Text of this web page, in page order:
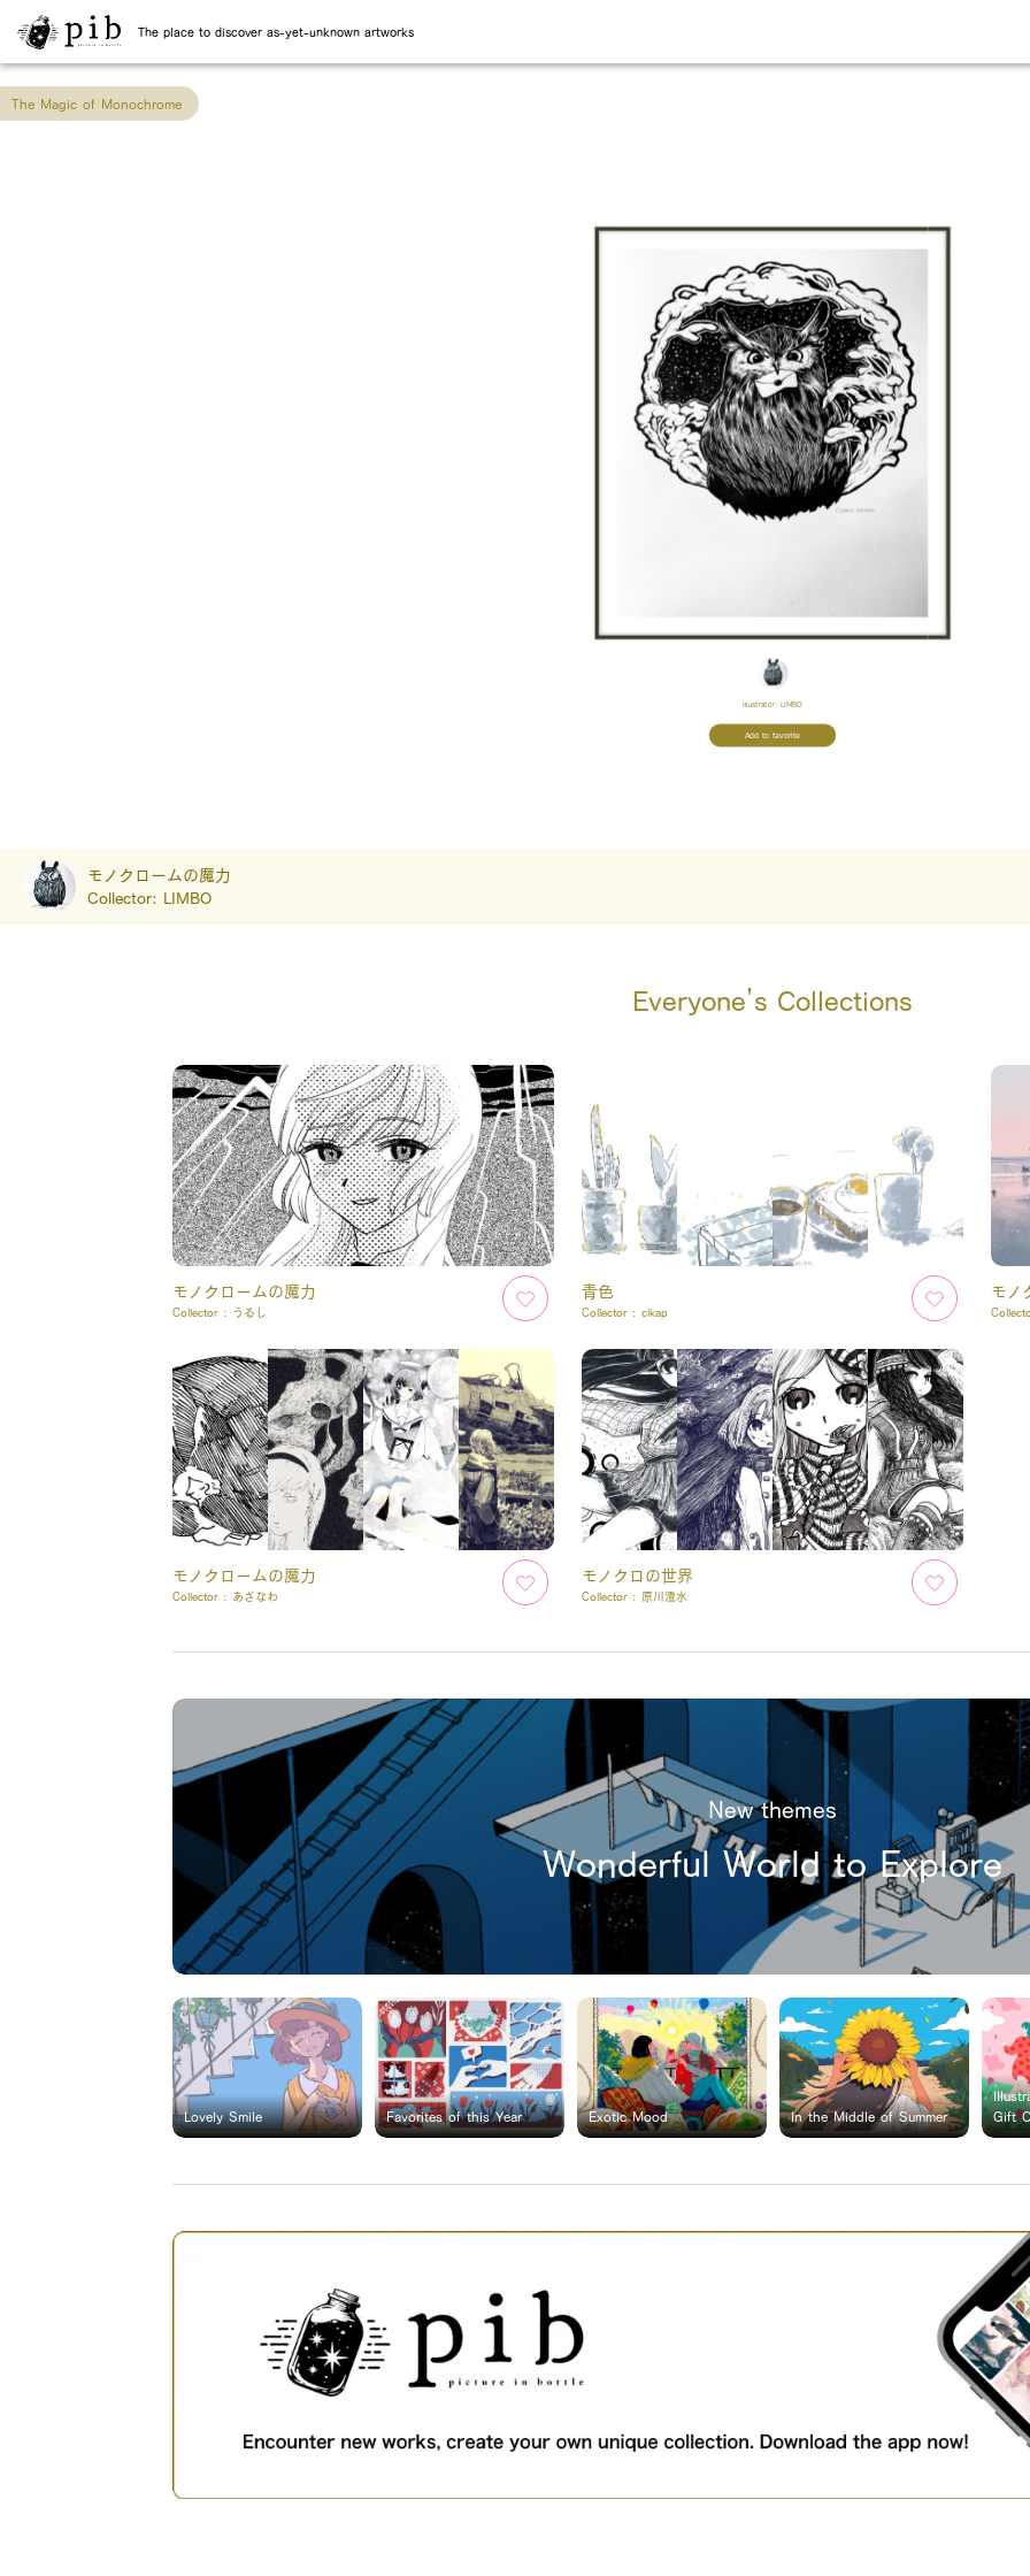
The place to discover as-yet-unknown artworks
The Magic of Monochrome
Illustrator: LIMBO
Add to favorite
モノクロームの魔力
Collector:
LIMBO
Everyone’s Collections
モノクロームの魔力
Collector : うるし
青色
Collector : cikap
モノ
モノクロームの魔力
Collector : あざなわ
モノクロの世界
Collector : 原川澄水
New themes
Wonderful World to Explore
Lovely Smile Favorites of this Year Exotic Mood In the Middle of Summer
Gift